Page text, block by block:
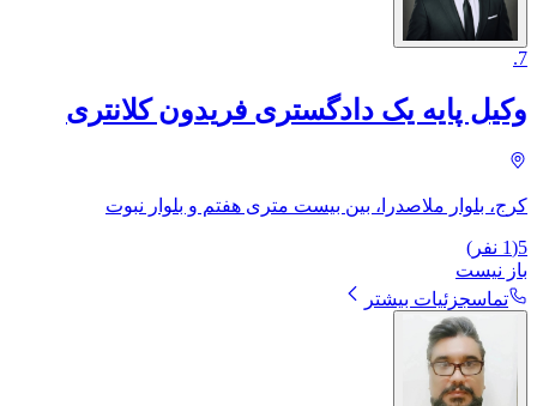
7
.
وکیل پایه یک دادگستری فریدون کلانتری
کرج، بلوار ملاصدرا، بین بیست متری هفتم و بلوار نبوت
5
(
1 نفر)
باز نیست
تماسجزئیات بیشتر